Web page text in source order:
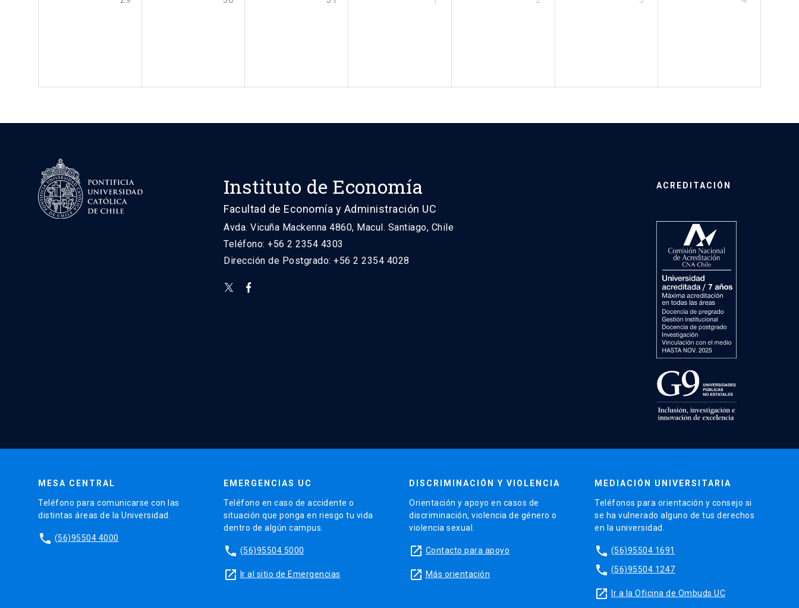
Instituto de Economía
Facultad de Economía y Administración UC
Avda. Vicuña Mackenna 4860, Macul. Santiago, Chile
Teléfono: +56 2 2354 4303
Dirección de Postgrado: +56 2 2354 4028
ACREDITACIÓN
MESA CENTRAL
Teléfono para comunicarse con las
distintas áreas de la Universidad.
phone (56)95504 4000
EMERGENCIAS UC
Teléfono en caso de accidente o
situación que ponga en riesgo tu vida
dentro de algún campus.
phone (56)95504 5000
launch Ir al sitio de Emergencias
DISCRIMINACIÓN Y VIOLENCIA
Orientación y apoyo en casos de
discriminación, violencia de género o
violencia sexual.
launch Contacto para apoyo
launch Más orientación
MEDIACIÓN UNIVERSITARIA
Teléfonos para orientación y consejo si
se ha vulnerado alguno de tus derechos
en la universidad.
phone (56)95504 1691
phone (56)95504 1247
launch Ir a la Oficina de Ombuds UC